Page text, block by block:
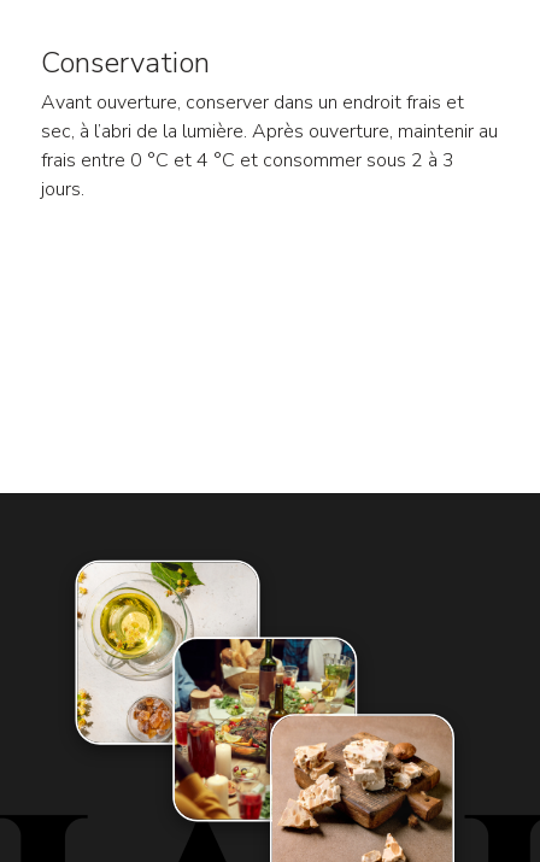
Conservation
Avant ouverture, conserver dans un endroit frais et
sec, à l’abri de la lumière. Après ouverture, maintenir au
frais entre 0 °C et 4 °C et consommer sous 2 à 3
jours.